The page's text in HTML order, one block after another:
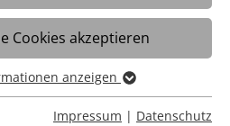
- Vergangenen
Jubilarfeier der
Schlosssaal statt.
Cookies akzeptieren
für grundlegende Funktionen
anzeigen
Impressum | Datenschutz